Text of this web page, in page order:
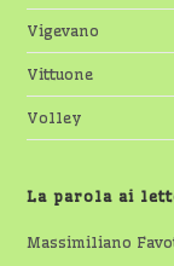
Vigevano
Vittuone
Volley
La parola ai
Massimiliano